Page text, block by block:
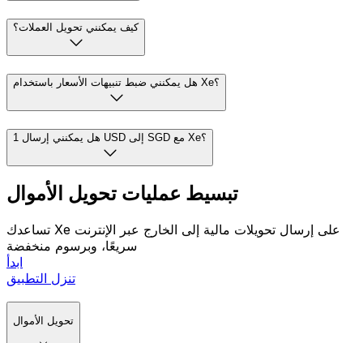
كيف يمكنني تحويل العملات؟
هل يمكنني ضبط تنبيهات الأسعار باستخدام Xe؟
هل يمكنني إرسال 1 USD إلى SGD مع Xe؟
تبسيط عمليات تحويل الأموال
تساعدك Xe على إرسال تحويلات مالية إلى الخارج عبر الإنترنت
سريعًا، وبرسوم منخفضة
ابدأ
تنزل التطبيق
تحويل الأموال